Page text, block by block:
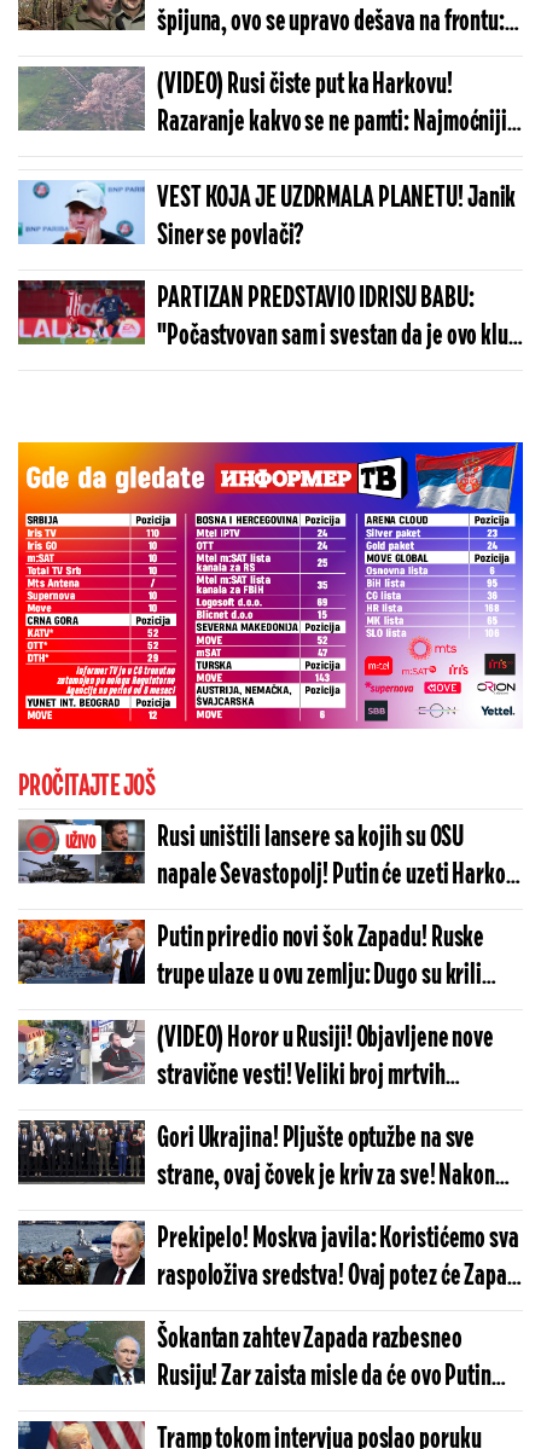
špijuna, ovo se upravo dešava na frontu:
Još mesec dana...
(VIDEO) Rusi čiste put ka Harkovu!
Razaranje kakvo se ne pamti: Najmoćniji
FAB-ovi zbrisali naselje sa lica zemlje!
VEST KOJA JE UZDRMALA PLANETU! Janik
Siner se povlači?
PARTIZAN PREDSTAVIO IDRISU BABU:
"Počastvovan sam i svestan da je ovo klub
sa velikom istorijom"
PROČITAJTE JOŠ
UŽIVO
Rusi uništili lansere sa kojih su OSU
napale Sevastopolj! Putin će uzeti Harkov
ako Kijev nastavi napade ATACMS-ima
(FOTO/VIDEO)
Putin priredio novi šok Zapadu! Ruske
trupe ulaze u ovu zemlju: Dugo su krili
namere, sada je sve izašlo na videlo!
(VIDEO) Horor u Rusiji! Objavljene nove
stravične vesti! Veliki broj mrtvih
policajaca nakon žestokog okršaja sa
teroristima!
Gori Ukrajina! Pljušte optužbe na sve
strane, ovaj čovek je kriv za sve! Nakon
istorijskog neuspeha nastao neviđen
haos!
Prekipelo! Moskva javila: Koristićemo sva
raspoloživa sredstva! Ovaj potez će Zapad
debelo zažaliti!
Šokantan zahtev Zapada razbesneo
Rusiju! Zar zaista misle da će ovo Putin
dozvoliti?! "Dajte pristup..."
Tramp tokom intervjua poslao poruku